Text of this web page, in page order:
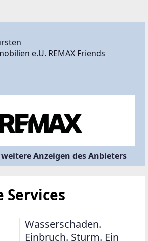
e.U. REMAX Friends
Anzeigen des Anbieters
Services
Wasserschaden.
Einbruch. Sturm. Ein